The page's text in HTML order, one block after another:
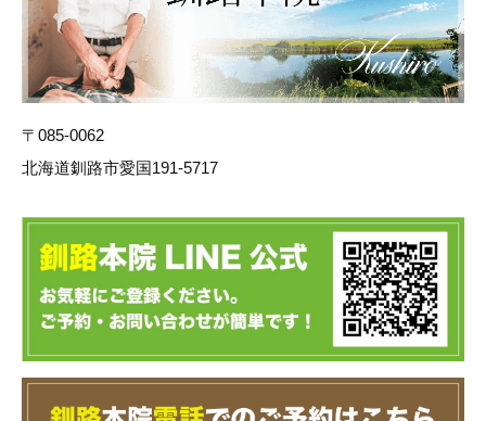
〒085-0062
北海道釧路市愛国191-5717